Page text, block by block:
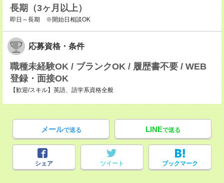
長期（3ヶ月以上）
即日～長期 ※開始日相談OK
応募資格・条件
職種未経験OK / ブランクOK / 履歴書不要 / WEB
登録・面接OK
【歓迎/スキル】英語、語学系資格全般
メールで送る LINEで送る
シェア ツイート ブックマーク